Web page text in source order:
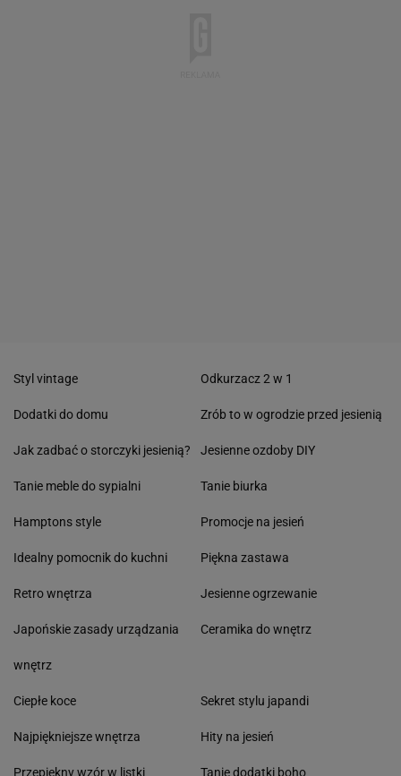
Styl vintage
Dodatki do domu
Jak zadbać o storczyki jesienią?
Tanie meble do sypialni
Hamptons style
Idealny pomocnik do kuchni
Retro wnętrza
Japońskie zasady urządzania
wnętrz
Odkurzacz 2 w 1
Zrób to w ogrodzie przed jesienią
Jesienne ozdoby DIY
Tanie biurka
Promocje na jesień
Piękna zastawa
Jesienne ogrzewanie
Ceramika do wnętrz
Ciepłe koce
Najpiękniejsze wnętrza
Przepiękny wzór w listki
Sekret stylu japandi
Hity na jesień
Tanie dodatki boho